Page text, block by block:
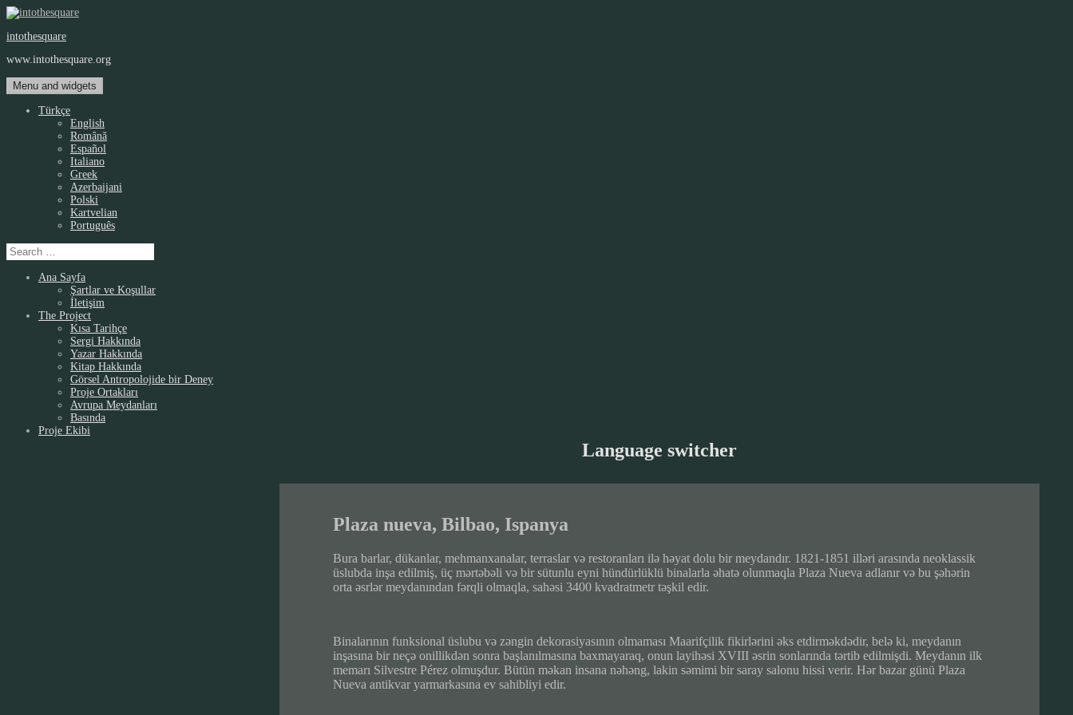
Skip
content
intothesquare
www.intothesquare.org
Menu and widgets
Türkçe
English
Română
Español
Italiano
Greek
Azerbaijani
Polski
Kartvelian
Português
Search
for:
Ana Sayfa
Şartlar ve Koşullar
İletişim
The Project
Kısa Tarihçe
Sergi Hakkında
Yazar Hakkında
Kitap Hakkında
Görsel Antropolojide bir Deney
Proje Ortakları
Avrupa Meydanları
Basında
Proje Ekibi
Language switcher
Plaza nueva, Bilbao, Ispanya
Bura barlar, dükanlar, mehmanxanalar, terraslar və restoranları ilə həyat dolu bir meydandır. 1821-1851 illəri arasında neoklassik
üslubda inşa edilmiş, üç mərtəbəli və bir sütunlu eyni hündürlüklü binalarla əhatə olunmaqla Plaza Nueva adlanır və bu şəhərin
orta əsrlər meydanından fərqli olmaqla, sahəsi 3400 kvadratmetr təşkil edir.
Binalarının funksional üslubu və zəngin dekorasiyasının olmaması Maarifçilik fikirlərini əks etdirməkdədir, belə ki, meydanın
inşasına bir neçə onillikdən sonra başlanılmasına baxmayaraq, onun layihəsi XVIII əsrin sonlarında tərtib edilmişdi. Meydanın ilk
memarı Silvestre Pérez olmuşdur. Bütün məkan insana nəhəng, lakin səmimi bir saray salonu hissi verir. Hər bazar günü Plaza
Nueva antikvar yarmarkasına ev sahibliyi edir.